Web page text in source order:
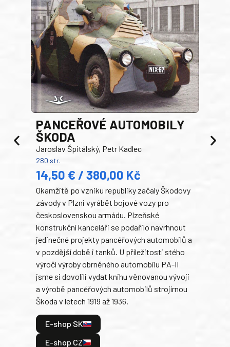
PANCEŘOVÉ AUTOMOBILY
ŠKODA
Jaroslav Špitálský, Petr Kadlec
280 str.
14,50 € / 380,00 Kč
Okamžitě po vzniku republiky začaly Škodovy
závody v Plzni vyrábět bojové vozy pro
československou armádu. Plzeňské
konstrukční kanceláři se podařilo navrhnout
jedinečné projekty pancéřových automobilů a
v pozdější době i tanků. U příležitosti stého
výročí výroby obrněného automobilu PA-II
jsme si dovolili vydat knihu věnovanou vývoji
a výrobě pancéřových automobilů strojírnou
Škoda v letech 1919 až 1936.
E-shop SK
E-shop CZ